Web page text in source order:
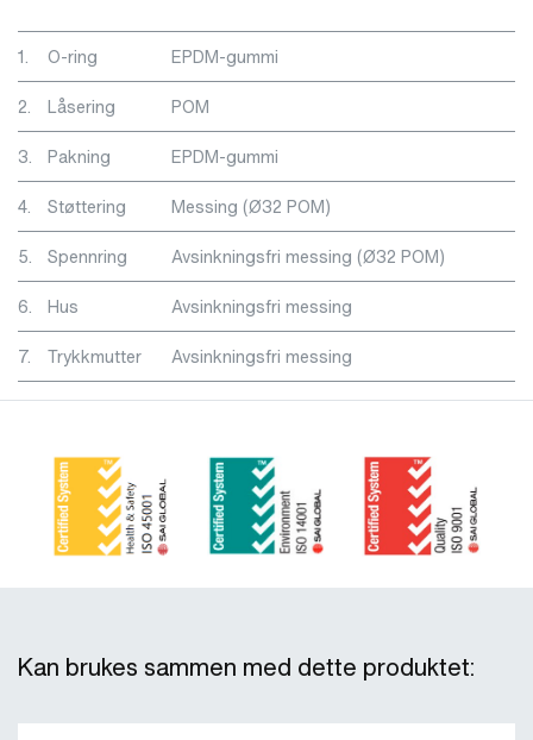
1. O-ring
EPDM-gummi
2.
Låsering
POM
3.
Pakning
EPDM-gummi
4.
Støttering
Messing (Ø32 POM)
5.
Spennring
Avsinkningsfri messing (Ø32 POM)
6.
Hus
Avsinkningsfri messing
7.
Trykkmutter Avsinkningsfri messing
Kan brukes sammen med dette produktet: